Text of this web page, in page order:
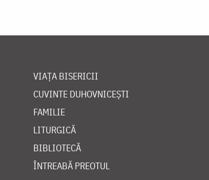
VIAȚA BISERICII
CUVINTE DUHOVNICEȘTI
FAMILIE
LITURGICĂ
BIBLIOTECĂ
ÎNTREABĂ PREOTUL